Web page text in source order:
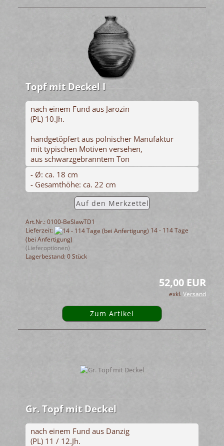
Topf mit Deckel I
nach einem Fund aus Jarozin
(PL) 10.Jh.
handgetöpfert aus polnischer Manufaktur
mit typischen Motiven versehen,
aus schwarzgebranntem Ton
- Ø: ca. 18 cm
- Gesamthöhe: ca. 22 cm
Auf den Merkzettel
Art.Nr.: 0100-BeSlawTD1
Lieferzeit:
14 - 114 Tage
(bei Anfertigung)
(Lieferoptionen)
Lagerbestand: 0 Stück
52,00 EUR
exkl.Versand
Zum Artikel
Gr. Topf mit Deckel
nach einem Fund aus Danzig
(PL) 11 / 12.Jh.